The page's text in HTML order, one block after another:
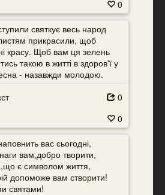
0
святкує весь народ
прикрасили, щоб
красу. Щоб вам ця зелень
такою в житті в здоров'ї у
- назавжди молодою.
0
0
вас сьогодні,
вам,добро творити,
є символом життя,
допоможе вам створити!
святами!